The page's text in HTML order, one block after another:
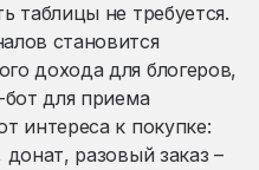
таблицы не требуется.
становится
дохода для блогеров,
для приема
интереса к покупке:
разовый заказ –